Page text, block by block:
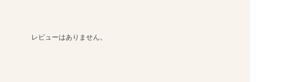
レビューはありません。